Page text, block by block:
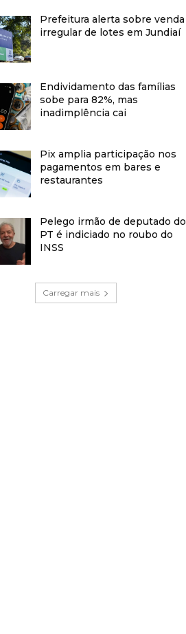
Prefeitura alerta sobre venda
irregular de lotes em Jundiaí
Endividamento das famílias
sobe para 82%, mas
inadimplência cai
Pix amplia participação nos
pagamentos em bares e
restaurantes
Pelego irmão de deputado do
PT é indiciado no roubo do
INSS
Carregar mais